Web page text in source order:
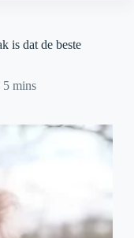
is dat de beste
5 mins